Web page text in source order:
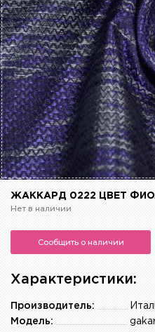
ЖАККАРД 0222 ЦВЕТ
Нет в наличии
Сообщить о наличии
Характеристики:
Производитель:
Модель: